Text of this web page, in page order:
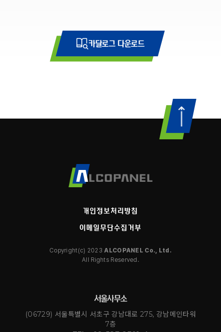
카달로그 다운로드
개인정보처리방침
이메일무단수집거부
Copyright(c) 2023ALCOPANEL Co., Ltd.
All Rights Reserved.
서울사무소
(06729) 서울특별시 서초구 강남대로 275, 강남메인타워
7층